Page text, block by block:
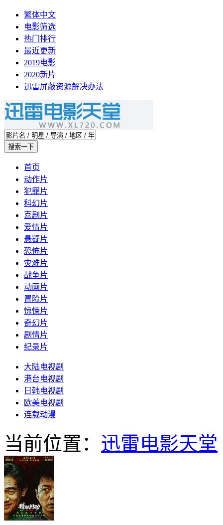
繁体中文
电影筛选
热门排行
最近更新
2019电影
2020新片
迅雷屏蔽资源解决办法
首页
动作片
犯罪片
科幻片
喜剧片
爱情片
悬疑片
恐怖片
灾难片
战争片
动画片
冒险片
惊悚片
奇幻片
剧情片
纪录片
大陆电视剧
港台电视剧
日韩电视剧
欧美电视剧
连载动漫
当前位置： 迅雷电影天堂